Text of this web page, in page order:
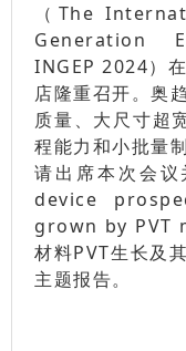
（The
Generation
INGEP 2024）
店隆重召开。奥
质量、大尺寸超
程能力和小批量
请出席本次会
device
grown by PVT
材料PVT生长及
主题报告。